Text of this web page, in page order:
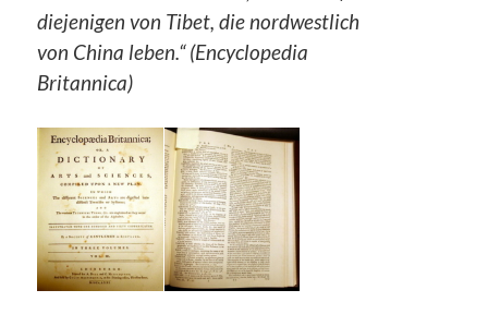
diejenigen von Tibet, die nordwestlich
von China leben.“(Encyclopedia
Britannica)